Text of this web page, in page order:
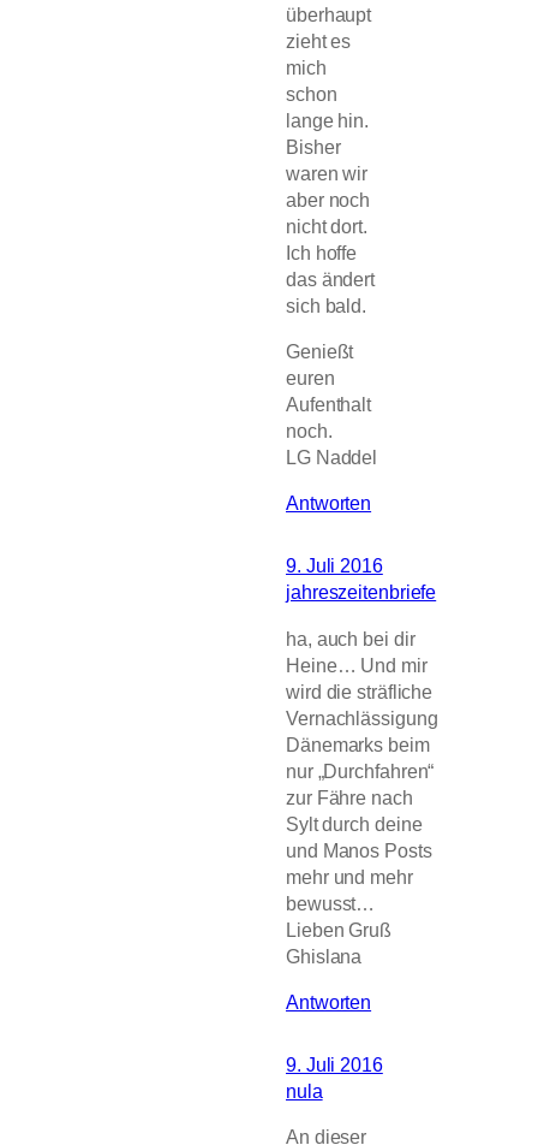
überhaupt
zieht es
mich
schon
lange hin.
Bisher
waren wir
aber noch
nicht dort.
Ich hoffe
das ändert
sich bald.
Genießt
euren
Aufenthalt
noch.
LG Naddel
Antworten
9. Juli 2016
jahreszeitenbriefe
ha, auch bei dir
Heine… Und mir
wird die sträfliche
Vernachlässigung
Dänemarks beim
nur „Durchfahren“
zur Fähre nach
Sylt durch deine
und Manos Posts
mehr und mehr
bewusst…
Lieben Gruß
Ghislana
Antworten
9. Juli 2016
nula
An dieser